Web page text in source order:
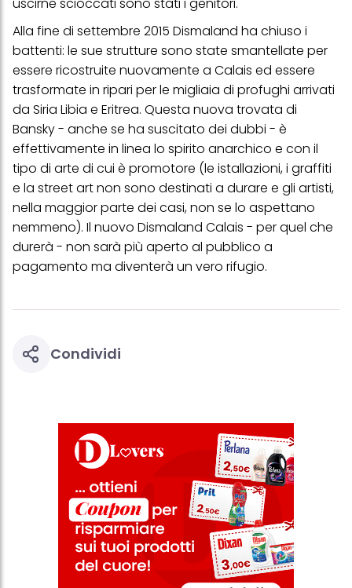
uscirne scioccati sono stati i genitori.
Alla fine di settembre 2015 Dismaland ha chiuso i
battenti: le sue strutture sono state smantellate per
essere ricostruite nuovamente a Calais ed essere
trasformate in ripari per le migliaia di profughi arrivati
da Siria Libia e Eritrea. Questa nuova trovata di
Bansky - anche se ha suscitato dei dubbi - è
effettivamente in linea lo spirito anarchico e con il
tipo di arte di cui è promotore (le istallazioni, i graffiti
e la street art non sono destinati a durare e gli artisti,
nella maggior parte dei casi, non se lo aspettano
nemmeno). Il nuovo Dismaland Calais - per quel che
durerà - non sarà più aperto al pubblico a
pagamento ma diventerà un vero rifugio.
Condividi
trattamento dei tuoi dati / sull'uso dei cookie e consentirli per uno o
più degli scopi sopra menzionati. Cliccando su "Accetta tutto",
acconsenti all'uso dei cookie e al trattamento dei tuoi dati
personali per tutte le finalità sopra indicate. Se fai clic su "Rifiuta",
verranno utilizzati solo i cookie tecnicamente necessari per fornirti
questo sito web.